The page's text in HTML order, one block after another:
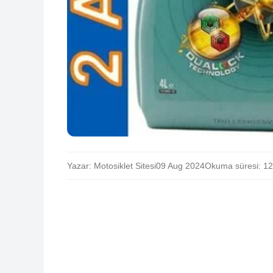
Yazar: Motosiklet Sitesi09 Aug 2024Okuma süresi: